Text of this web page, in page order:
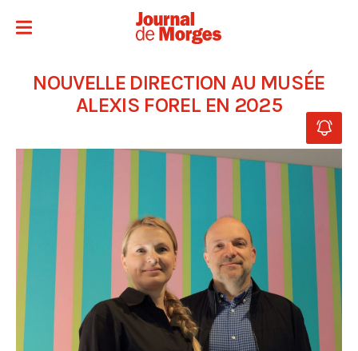
NOUVELLE DIRECTION AU MUSÉE
ALEXIS FOREL EN 2025